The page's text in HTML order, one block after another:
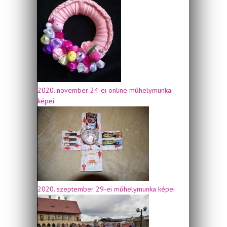
2020. november 24-ei online műhelymunka
képei
2020. szeptember 29-ei műhelymunka képei